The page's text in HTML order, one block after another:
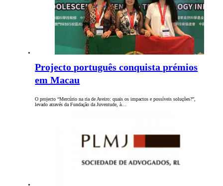
Projecto português conquista prémios
em Macau
O projecto “Mercúrio na ria de Aveiro: quais os impactos e possíveis soluções?”,
levado através da Fundação da Juventude, à…